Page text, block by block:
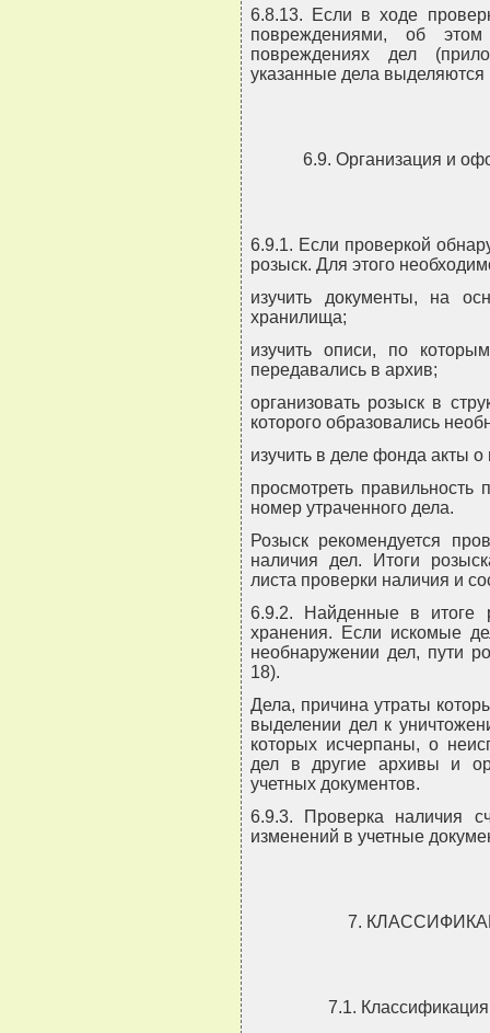
6.8.13. Если в ходе
повреждениями, об
повреждениях дел
указанные дела выделяются
6.9. Организация и
6.9.1. Если проверкой
розыск. Для этого
изучить документы, на
хранилища;
изучить описи, по
передавались в архив;
организовать розыск в
которого образовались
изучить в деле фонда акты
просмотреть
номер утраченного дела.
Розыск рекомендуется
наличия дел. Итоги
листа проверки наличия и
6.9.2. Найденные в итоге
хранения. Если искомые
необнаружении дел, пути
18).
Дела, причина утраты
выделении дел к
которых исчерпаны, о
дел в другие архивы и
учетных документов.
6.9.3. Проверка наличия
изменений в учетные
7.
7.1.